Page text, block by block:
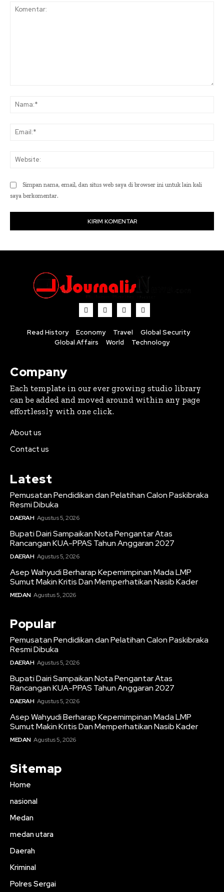
Simpan nama, email, dan situs web saya di browser ini untuk lain kali
saya berkomentar.
Read History Economy Travel
Global Security
Global Affairs
World Technology
Company
Each template in our ever growing studio library
can be added and moved around within any page
effortlessly with one click.
About us
Contact us
Latest
Pemusatan Pendidikan dan Pelatihan Calon Paskibraka
Resmi Dibuka
DAERAH Agustus 5, 2026
Bupati Dairi Sampaikan Nota Pengantar Atas
Rancangan KUA-PPAS Tahun Anggaran 2027
DAERAH Agustus 5, 2026
Asep Wahyudi Berharap Kepemimpinan Mada LMP
Sumut Makin Kritis Dan Memperhatikan Nasib Kader
MEDAN Agustus 5, 2026
Popular
Pemusatan Pendidikan dan Pelatihan Calon Paskibraka
Resmi Dibuka
DAERAH Agustus 5, 2026
Bupati Dairi Sampaikan Nota Pengantar Atas
Rancangan KUA-PPAS Tahun Anggaran 2027
DAERAH Agustus 5, 2026
Asep Wahyudi Berharap Kepemimpinan Mada LMP
Sumut Makin Kritis Dan Memperhatikan Nasib Kader
MEDAN Agustus 5, 2026
Sitemap
Home
nasional
Medan
medan utara
Daerah
Kriminal
Polres Sergai